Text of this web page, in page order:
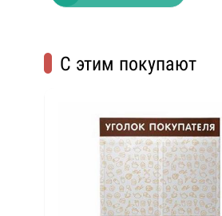
С этим покупают